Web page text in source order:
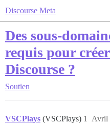
Discourse Meta
Des sous-
requis pour
Discourse ?
Soutien
VSCPlays (VSCPlays) Avril
1